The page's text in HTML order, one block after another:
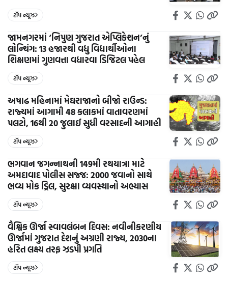
ટૉપ ન્યૂઝ
જામનગરમાં ‘નિપુણ ગુજરાત એપ્લિકેશન’નું
લોન્ચિંગ: 13 હજારથી વધુ વિદ્યાર્થીઓના
શિક્ષણમાં ગુણવત્તા વધારવા ડિજિટલ પહેલ
ટૉપ ન્યૂઝ
અષાઢ મહિનામાં મેઘરાજાનો બીજો રાઉન્ડ:
રાજ્યમાં આગામી 48 કલાકમાં વાતાવરણમાં
પલટો, 16થી 20 જુલાઈ સુધી વરસાદની આગાહી
ટૉપ ન્યૂઝ
ભગવાન જગન્નાથની 149મી રથયાત્રા માટે
અમદાવાદ પોલીસ સજ્જ: 2000 જવાનો સાથે
ભવ્ય મોક ડ્રિલ, સુરક્ષા વ્યવસ્થાનો અભ્યાસ
ટૉપ ન્યૂઝ
વૈશ્વિક ઊર્જા સ્વાવલંબન દિવસ: નવીનીકરણીય
ઊર્જામાં ગુજરાત દેશનું અગ્રણી રાજ્ય, 2030ના
હરિત લક્ષ્ય તરફ ઝડપી પ્રગતિ
ટૉપ ન્યૂઝ